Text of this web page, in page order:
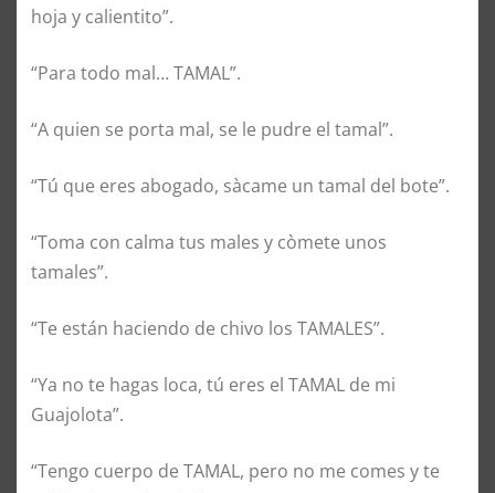
hoja y calientito”.
“Para todo mal… TAMAL”.
“A quien se porta mal, se le pudre el tamal”.
“Tú que eres abogado, sàcame un tamal del bote”.
“Toma con calma tus males y còmete unos
tamales”.
“Te están haciendo de chivo los TAMALES”.
“Ya no te hagas loca, tú eres el TAMAL de mi
Guajolota”.
“Tengo cuerpo de TAMAL, pero no me comes y te